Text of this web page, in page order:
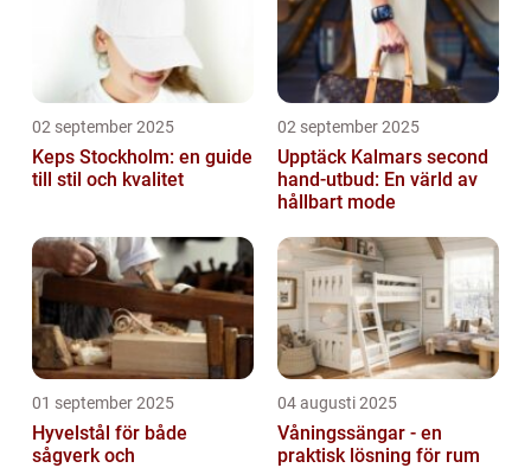
02 september 2025
Keps Stockholm: en guide
till stil och kvalitet
02 september 2025
Upptäck Kalmars second
hand-utbud: En värld av
hållbart mode
01 september 2025
Hyvelstål för både
sågverk och
04 augusti 2025
Våningssängar - en
praktisk lösning för rum